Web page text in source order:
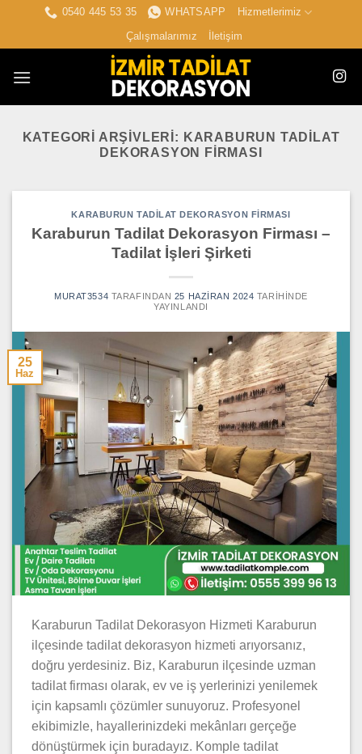
0540 445 53 35 WHATSAPP
Hizmetlerimiz
Çalışmalarımız
İletişim
KATEGORI ARŞIVLERI: KARABURUN TADILAT
DEKORASYON FIRMASI
KARABURUN TADILAT DEKORASYON FIRMASI
Karaburun Tadilat Dekorasyon Firması –
Tadilat İşleri Şirketi
MURAT3534 TARAFINDAN 25 HAZIRAN 2024 TARIHINDE
YAYINLANDI
25
Haz
Karaburun Tadilat Dekorasyon Hizmeti Karaburun
ilçesinde tadilat dekorasyon hizmeti arıyorsanız,
doğru yerdesiniz. Biz, Karaburun ilçesinde uzman
tadilat firması olarak, ev ve iş yerlerinizi yenilemek
için kapsamlı çözümler sunuyoruz. Profesyonel
ekibimizle, hayallerinizdeki mekânları gerçeğe
dönüştürmek için buradayız. Komple tadilat